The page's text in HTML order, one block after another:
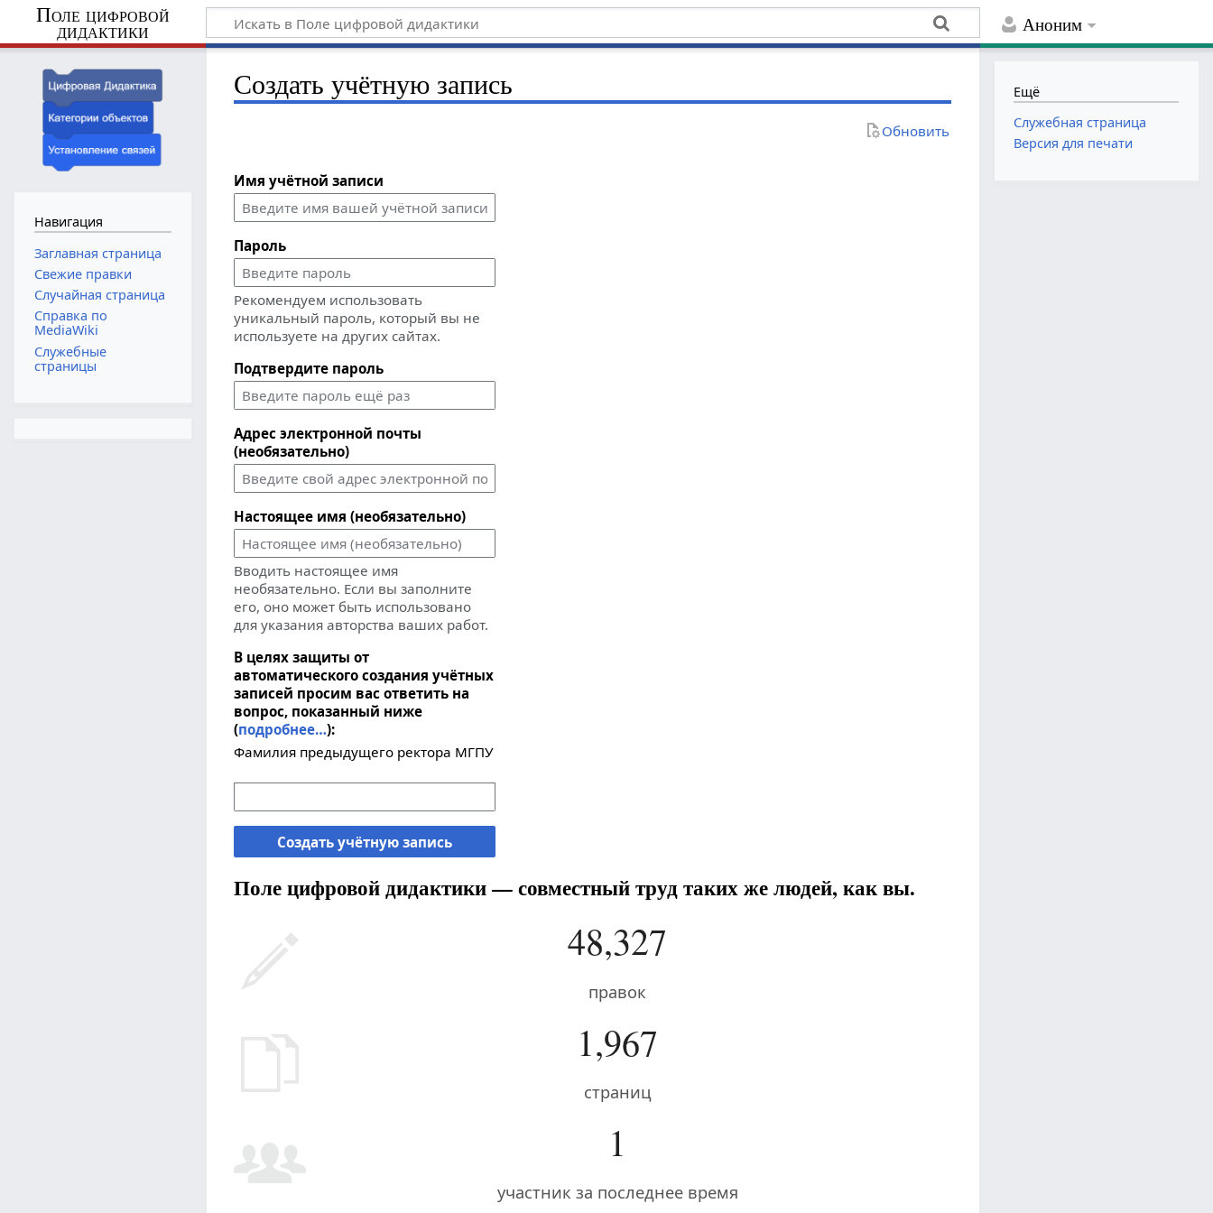
Аноним
Поле цифровой
дидактики
Создать учётную запись
Обновить
Имя учётной записи
Пароль
Рекомендуем использовать
уникальный пароль, который вы не
используете на других сайтах.
Подтвердите пароль
Адрес электронной почты
(необязательно)
Настоящее имя (необязательно)
Вводить настоящее имя
необязательно. Если вы заполните
его, оно может быть использовано
для указания авторства ваших работ.
В целях защиты от
автоматического создания учётных
записей просим вас ответить на
вопрос, показанный ниже
(подробнее…):
Фамилия предыдущего ректора МГПУ
Создать учётную запись
Поле цифровой дидактики — совместный труд таких же людей, как вы.
48,327
правок
1,967
страниц
1
участник за последнее время
Навигация
Заглавная страница
Свежие правки
Случайная страница
Справка по
MediaWiki
Служебные
страницы
Ещё
Служебная страница
Версия для печати